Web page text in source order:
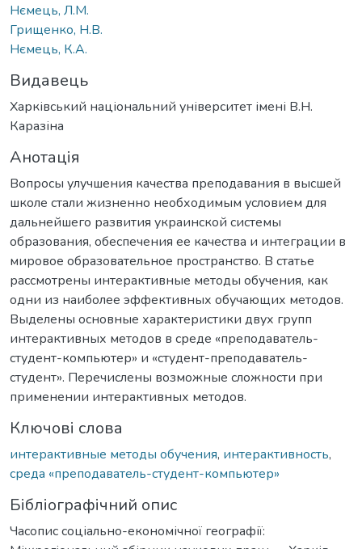
Нємець, Л.М.
Грищенко, Н.В.
Нємець, К.А.
Видавець
Харківський національний університет імені В.Н.
Каразіна
Анотація
Вопросы улучшения качества преподавания в высшей
школе стали жизненно необходимым условием для
дальнейшего развития украинской системы
образования, обеспечения ее качества и интеграции в
мировое образовательное пространство. В статье
рассмотрены интерактивные методы обучения, как
одни из наиболее эффективных обучающих методов.
Выделены основные характеристики двух групп
интерактивных методов в среде «преподаватель-
студент-компьютер» и «студент-преподаватель-
студент». Перечислены возможные сложности при
применении интерактивных методов.
Ключові слова
интерактивные методы обучения, интерактивность,
среда «преподаватель-студент-компьютер»
Бібліографічний опис
Часопис соціально-економічної географії: